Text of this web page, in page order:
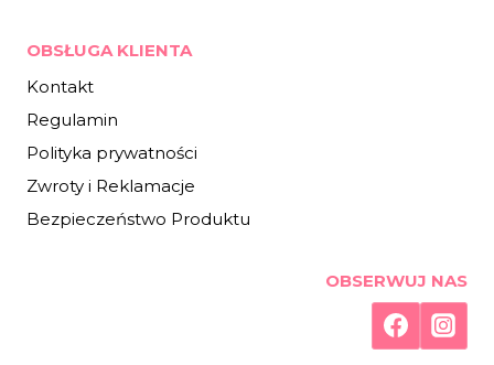
OBSŁUGA KLIENTA
Kontakt
Regulamin
Polityka prywatności
Zwroty i Reklamacje
Bezpieczeństwo Produktu
OBSERWUJ NAS